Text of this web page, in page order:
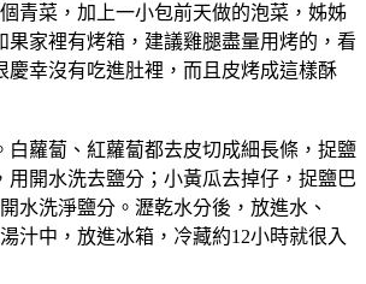
青菜，加上一小包前天做的泡菜，姊姊
果家裡有烤箱，建議雞腿盡量用烤的，看
慶幸沒有吃進肚裡，而且皮烤成這樣酥
白蘿蔔、紅蘿蔔都去皮切成細長條，捉鹽
用開水洗去鹽分；小黃瓜去掉仔，捉鹽巴
水洗淨鹽分。瀝乾水分後，放進水、
汁中，放進冰箱，冷藏約12小時就很入